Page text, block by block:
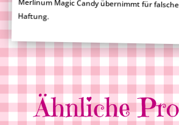
Haftung.
Ähnliche